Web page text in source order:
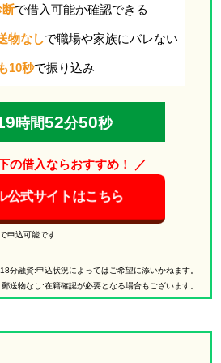
断で借入可能か確認できる
物なしで職場や家族にバレない
10秒で振り込み
時間52分49秒
の借入ならおすすめ！ ／
公式サイトはこちら
申込可能です
分融資:申込状況によってはご希望に添いかねます。
送物なし:在籍確認が必要となる場合もございます。